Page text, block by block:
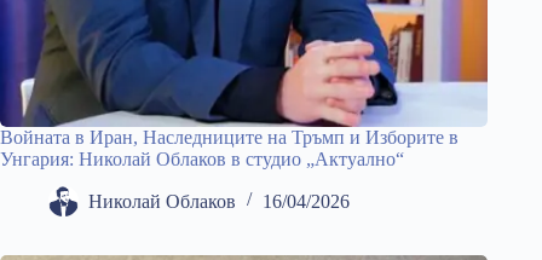
Войната в Иран, Наследниците на Тръмп и Изборите в
Унгария: Николай Облаков в студио „Актуално“
Николай Облаков 16/04/2026